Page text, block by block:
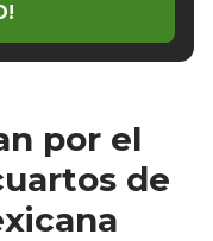
por el
de